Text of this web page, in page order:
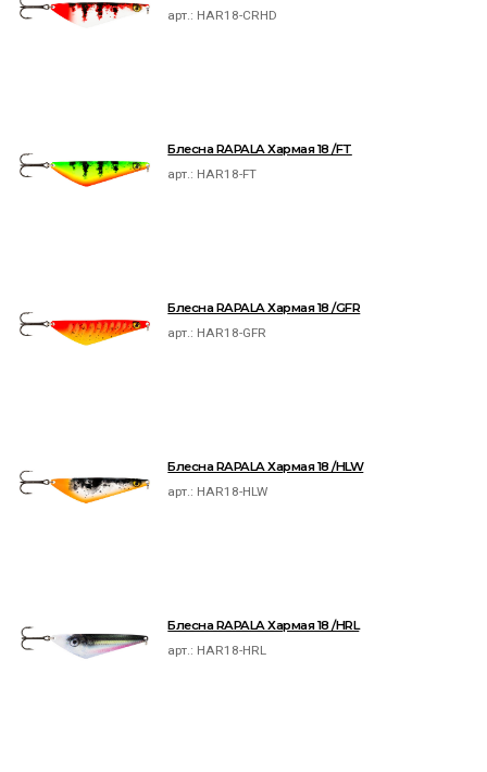
арт.: HAR18-CRHD
Блесна RAPALA Хармая 18 /FT
арт.: HAR18-FT
Блесна RAPALA Хармая 18 /GFR
арт.: HAR18-GFR
Блесна RAPALA Хармая 18 /HLW
арт.: HAR18-HLW
Блесна RAPALA Хармая 18 /HRL
арт.: HAR18-HRL